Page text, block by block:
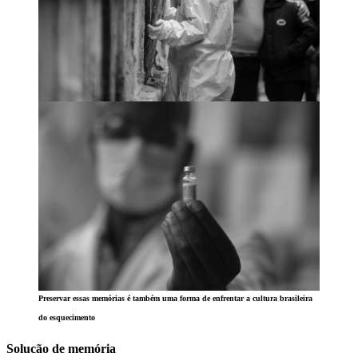
Preservar essas memórias é também uma forma de enfrentar a cultura brasileira
do esquecimento
Solução de memória